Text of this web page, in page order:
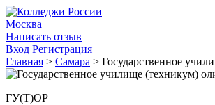
Москва
Написать отзыв
Вход Регистрация
Главная > Самара > Государственное
ГУ(Т)ОР